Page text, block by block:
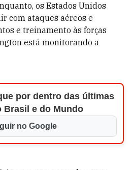
os Estados Unidos
com ataques aéreos e
e treinamento às forças
está monitorando a
por dentro das últimas
Brasil e do Mundo
no Google